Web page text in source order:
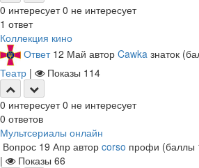
0 интересует 0 не интересует
1 ответ
Коллекция кино
Ответ 12 Май автор Cawka знаток
Театр | Показы 114
0 интересует 0 не интересует
0 ответов
Мультсериалы онлайн
Вопрос 19 Апр автор corso профи (баллы
|
Показы 66